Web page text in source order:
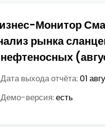
Монитор
рынка
Дата выхода отчёта: 01
Демо-версия:есть